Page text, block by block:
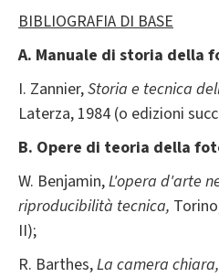
BIBLIOGRAFIA DI BASE
A. Manuale di storia della
I. Zannier,Storia e tecnica
Laterza, 1984 (o edizioni
B. Opere di teoria della
W. Benjamin,L'opera d'arte
riproducibilità tecnica,
II);
R. Barthes,La camera chiara,